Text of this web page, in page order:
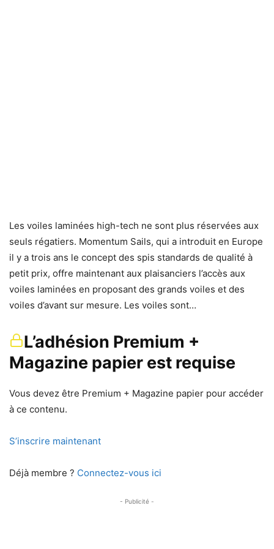
Les voiles laminées high-tech ne sont plus réservées aux
seuls régatiers. Momentum Sails, qui a introduit en Europe
il y a trois ans le concept des spis standards de qualité à
petit prix, offre maintenant aux plaisanciers l’accès aux
voiles laminées en proposant des grands voiles et des
voiles d’avant sur mesure. Les voiles sont…
L’adhésion Premium +
Magazine papier est requise
Vous devez être Premium + Magazine papier pour accéder
à ce contenu.
S’inscrire maintenant
Déjà membre ? Connectez-vous ici
- Publicité -